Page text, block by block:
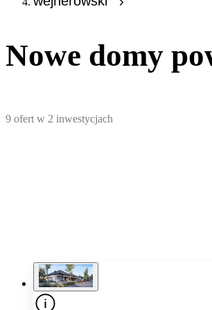
Nowe domy
9 ofert w 2 inwestycjach